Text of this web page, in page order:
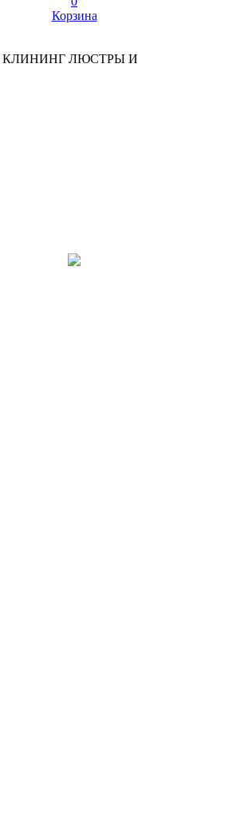
Корзина
КЛИНИНГ ЛЮСТРЫ И